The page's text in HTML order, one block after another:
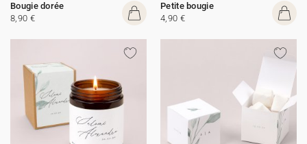
Bougie dorée
8,90 €
Petite bougie
4,90 €